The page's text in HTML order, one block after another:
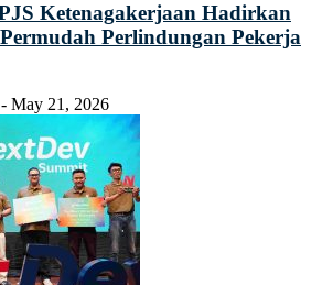
Ketenagakerjaan Hadirkan
Perlindungan Pekerja
- May 21, 2026